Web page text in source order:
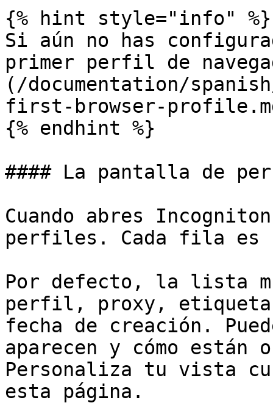
{% hint style="info" %}
Si aún no has
primer perfil de
(/documentation/
first-browser-
{% endhint %}
#### La pantalla de
Cuando abres
perfiles. Cada fila
Por defecto, la lista
perfil, proxy,
fecha de creación.
aparecen y cómo están
Personaliza tu vista
esta página.